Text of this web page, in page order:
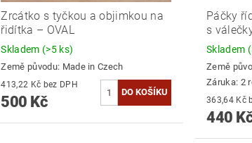
Zrcátko s tyčkou a objimkou na
řidítka – OVAL
Skladem (>5 ks)
Země původu: Made in Czech
413,22 Kč bez DPH
500 Kč
Páčky
s
Skladem
Země
Záruka: 2
440